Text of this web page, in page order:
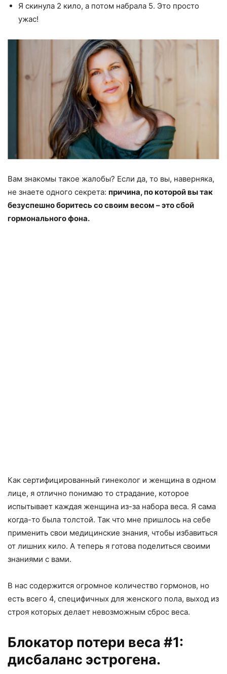
Я скинула 2 кило, а потом набрала 5. Это просто
ужас!
Вам знакомы такое жалобы? Если да, то вы, наверняка,
не знаете одного секрета: причина, по которой вы так
безуспешно боритесь со своим весом – это сбой
гормонального фона.
Как сертифицированный гинеколог и женщина в одном
лице, я отлично понимаю то страдание, которое
испытывает каждая женщина из-за набора веса. Я сама
когда-то была толстой. Так что мне пришлось на себе
применить свои медицинские знания, чтобы избавиться
от лишних кило. А теперь я готова поделиться своими
знаниями с вами.
В нас содержится огромное количество гормонов, но
есть всего 4, специфичных для женского пола, выход из
строя которых делает невозможным сброс веса.
Блокатор потери веса #1:
дисбаланс эстрогена.